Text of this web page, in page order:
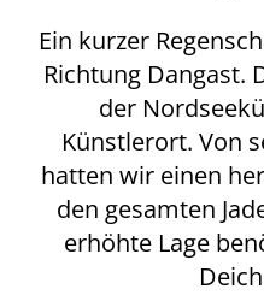
Ein kurzer
Richtung Dangast.
der
Künstlerort. Von
hatten wir einen
den gesamten
erhöhte Lage